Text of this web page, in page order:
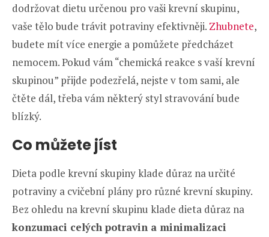
dodržovat dietu určenou pro vaši krevní skupinu,
vaše tělo bude trávit potraviny efektivněji. Zhubnete,
budete mít více energie a pomůžete předcházet
nemocem. Pokud vám “chemická reakce s vaší krevní
skupinou” přijde podezřelá, nejste v tom sami, ale
čtěte dál, třeba vám některý styl stravování bude
blízký.
Co můžete jíst
Dieta podle krevní skupiny klade důraz na určité
potraviny a cvičební plány pro různé krevní skupiny.
Bez ohledu na krevní skupinu klade dieta důraz na
konzumaci celých potravin a minimalizaci